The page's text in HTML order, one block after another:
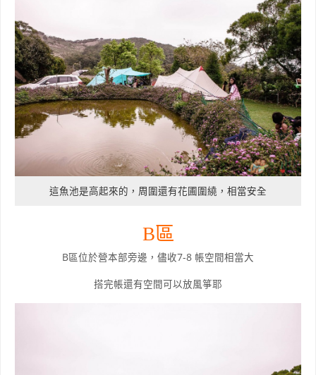
這魚池是高起來的，周圍還有花圃圍繞，相當安全
B區
B區位於營本部旁邊，儘收7-8 帳空間相當大
搭完帳還有空間可以放風箏耶